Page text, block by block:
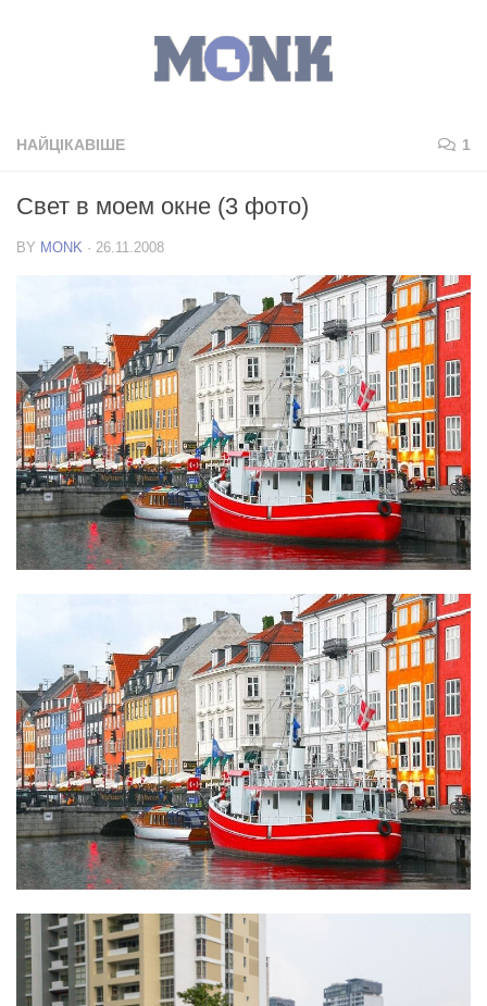
НАЙЦІКАВІШЕ 1
Свет в моем окне (3 фото)
BY MONK · 26.11.2008